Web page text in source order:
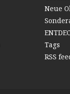
Neue
Tags
RSS